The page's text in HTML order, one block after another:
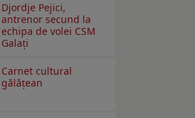
Djordje Pejici,
antrenor secund la
echipa de volei CSM
Galați
Carnet cultural
gălăţean